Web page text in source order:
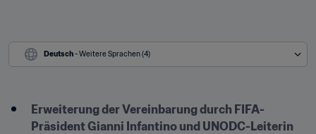
Deutsch - Weitere Sprachen (4)
Erweiterung der Vereinbarung durch FIFA-
Präsident Gianni Infantino und UNODC-Leiterin